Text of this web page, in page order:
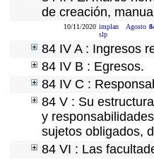
de creación,
10/11/2020 implan
slp
Agosto
84 IV A : Ingresos
84 IV B : Egresos.
84 IV C :
84 V : Su
y
sujetos obligados,
84 VI : Las